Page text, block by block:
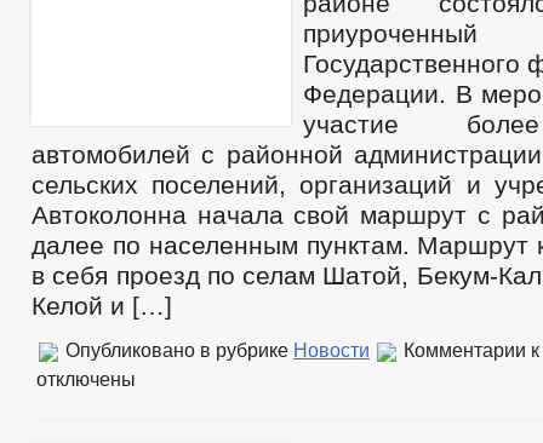
Государственного
Федерации. В
участие
автомобилей с районной
сельских поселений, организаций и
Автоколонна начала свой маршрут с
далее по населенным пунктам. Маршрут
в себя проезд по селам Шатой, Бекум-
Келой и […]
Опубликовано в рубрике Новости Комментарии
отключены